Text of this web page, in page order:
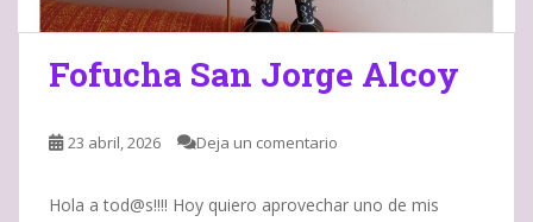
Fofucha San Jorge Alcoy
23 abril, 2026 Deja un comentario
Hola a tod@s!!!! Hoy quiero aprovechar uno de mis